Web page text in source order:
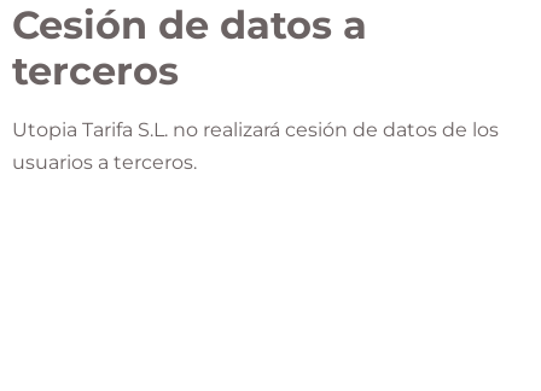
Cesión de datos a
terceros
Utopia Tarifa S.L. no realizará cesión de datos de los
usuarios a terceros.